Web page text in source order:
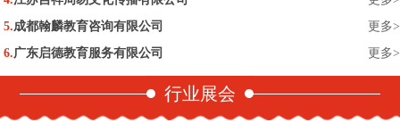
成都翰麟教育咨询有限公司
更多>
广东启德教育服务有限公司
更多>
行业展会